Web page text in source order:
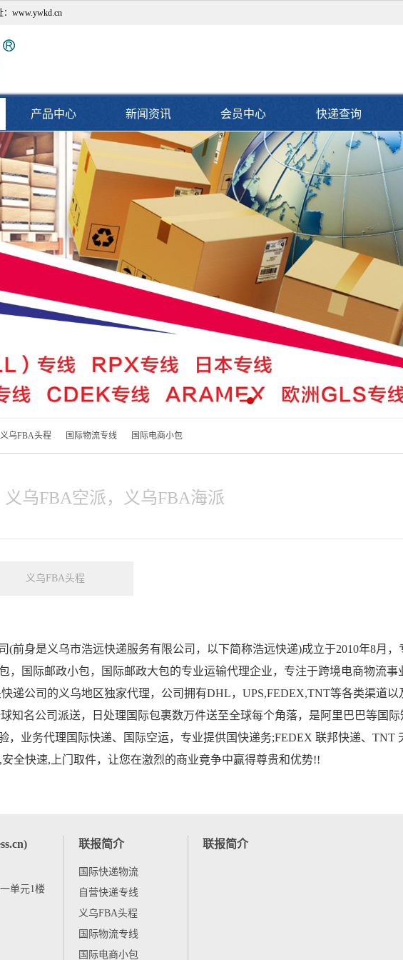
www.ywkd.cn
产品中心 新闻资讯 会员中心 快递查询
义乌FBA头程 国际物流专线 国际电商小包
乌FBA空派，义乌FBA海派
义乌FBA头程
身是义乌市浩远快递服务有限公司，以下简称浩远快递)成立于2010年8月，
，国际邮政小包，国际邮政大包的专业运输代理企业，专注于跨境电商物流
递公司的义乌地区独家代理，公司拥有DHL，UPS,FEDEX,TNT等各类渠道
知名公司派送，日处理国际包裹数万件送至全球每个角落，是阿里巴巴等国
，业务代理国际快递、国际空运，专业提供国快递务;FEDEX 联邦快递、
全快速,上门取件，让您在激烈的商业竟争中赢得尊贵和优势!!
单元1楼
联报简介
国际快递物流
自营快递专线
义乌FBA头程
国际物流专线
国际电商小包
联报简介